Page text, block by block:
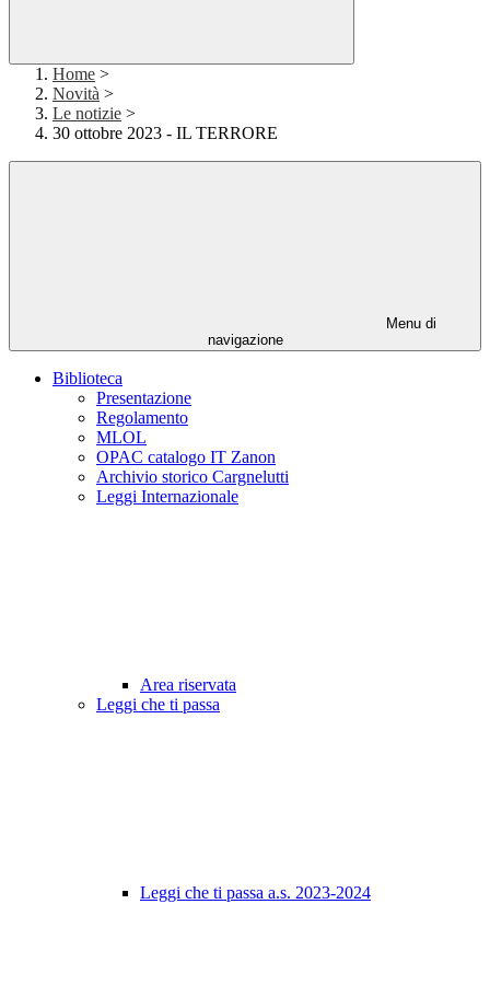
Home >
Novità >
Le notizie >
30 ottobre 2023 - IL TERRORE
Menu di
navigazione
Biblioteca
Presentazione
Regolamento
MLOL
OPAC catalogo IT Zanon
Archivio storico Cargnelutti
Leggi Internazionale
Area riservata
Leggi che ti passa
Leggi che ti passa a.s. 2023-2024